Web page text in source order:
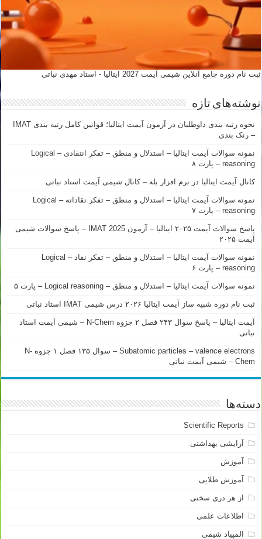
ثبت نام دوره جامع آنلاین شیمی آیمت 2027 ایتالیا - استاد مهدی نباتی
نوشته‌های تازه
نحوه رتبه بندی داوطلبان در آزمون آیمت ایتالیا؛ قوانین کامل رتبه بندی IMAT
– رنک بندی
نمونه سوالات آیمت ایتالیا – استدلال و منطق – تفکر انتقادی – Logical
reasoning – پارت ۸
کانال آیمت ایتالیا در نرم افزار بله – کانال شیمی آیمت استاد نباتی
نمونه سوالات آیمت ایتالیا – استدلال و منطق – تفکر نقادانه – Logical
reasoning – پارت ۷
پاسخ سوالات آیمت ۲۰۲۵ ایتالیا – آزمون IMAT 2025 – پاسخ سوالات شیمی
آیمت ۲۰۲۵
نمونه سوالات آیمت ایتالیا – استدلال و منطق – تفکر نقاد – Logical
reasoning – پارت ۶
نمونه سوالات آیمت ایتالیا – استدلال و منطق – Logical reasoning – پارت ۵
ثبت نام دوره شبیه ساز آیمت ایتالیا ۲۰۲۶ درس شیمی IMAT استاد نباتی
آیمت ایتالیا – پاسخ سوال ۲۴۳ فصل ۲ جزوه N-Chem – شیمی آیمت استاد
نباتی
Subatomic particles – valence electrons – سوال ۱۳۵ فصل ۱ جزوه N-
Chem – شیمی آیمت نباتی
دسته‌ها
Scientific Reports
آرایشی بهداشتی
آموزش
آموزش طلایی
از هر دری سخنی
اطلاعات علمی
المپیاد شیمی